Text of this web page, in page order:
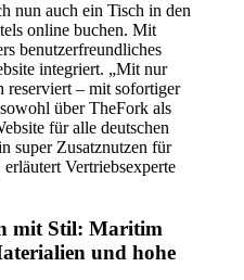
nun auch ein Tisch in den
online buchen. Mit
benutzerfreundliches
integriert. „Mit nur
– mit sofortiger
über TheFork als
für alle deutschen
super Zusatznutzen für
Vertriebsexperte
mit Stil: Maritim
und hohe